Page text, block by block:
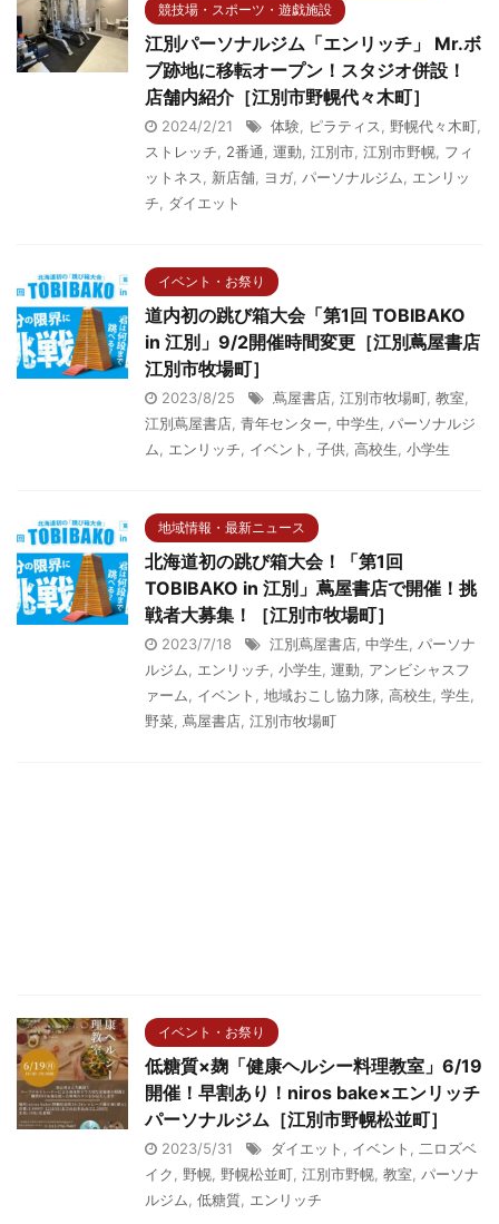
競技場・スポーツ・遊戯施設
江別パーソナルジム「エンリッチ」 Mr.ボ
ブ跡地に移転オープン！スタジオ併設！
店舗内紹介［江別市野幌代々木町］
2024/2/21 体験, ピラティス, 野幌代々木町,
ストレッチ, 2番通, 運動, 江別市, 江別市野幌, フィ
ットネス, 新店舗, ヨガ, パーソナルジム, エンリッ
チ, ダイエット
イベント・お祭り
道内初の跳び箱大会「第1回 TOBIBAKO
in 江別」9/2開催時間変更［江別蔦屋書店
江別市牧場町］
2023/8/25 蔦屋書店, 江別市牧場町, 教室,
江別蔦屋書店, 青年センター, 中学生, パーソナルジ
ム, エンリッチ, イベント , 子供, 高校生, 小学生
地域情報・最新ニュース
北海道初の跳び箱大会！「第1回
TOBIBAKO in 江別」蔦屋書店で開催！挑
戦者大募集！［江別市牧場町］
2023/7/18 江別蔦屋書店, 中学生, パーソナ
ルジム, エンリッチ, 小学生, 運動, アンビシャスフ
ァーム, イベント , 地域おこし協力隊, 高校生, 学生,
野菜, 蔦屋書店, 江別市牧場町
イベント・お祭り
低糖質×麹「健康ヘルシー料理教室」6/19
開催！早割あり！niros bake×エンリッチ
パーソナルジム［江別市野幌松並町］
2023/5/31 ダイエット , イベント , 二ロズベ
イク, 野幌, 野幌松並町, 江別市野幌, 教室, パーソナ
ルジム, 低糖質, エンリッチ